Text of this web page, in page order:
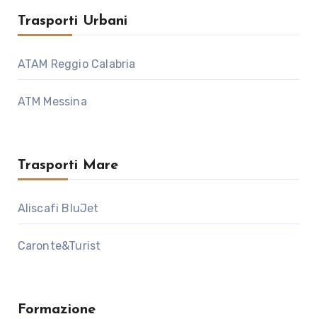
Trasporti Urbani
ATAM Reggio Calabria
ATM Messina
Trasporti Mare
Aliscafi BluJet
Caronte&Turist
Formazione